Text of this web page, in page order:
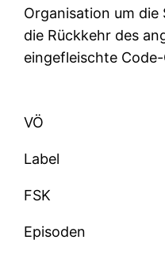
Organisation um
die Rückkehr des
eingefleischte
VÖ
Label
FSK
Episoden